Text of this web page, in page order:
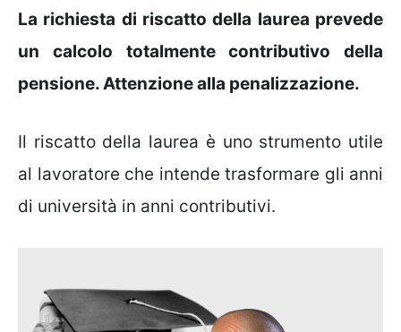
La richiesta di riscatto della laurea prevede
un calcolo totalmente contributivo della
pensione. Attenzione alla penalizzazione.
Il riscatto della laurea è uno strumento utile
al lavoratore che intende trasformare gli anni
di università in anni contributivi.